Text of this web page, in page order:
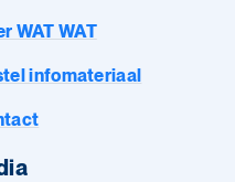
WAT WAT
infomateriaal